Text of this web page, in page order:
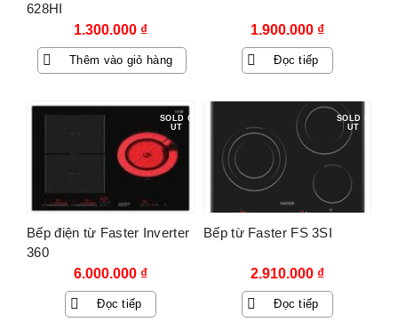
628HI
1.300.000 ₫
Thêm vào giỏ hàng
1.900.000 ₫
Đọc tiếp
SOLD O
UT
Bếp điện từ Faster Inverter
360
6.000.000 ₫
Đọc tiếp
SOLD O
UT
Bếp từ Faster FS 3SI
2.910.000 ₫
Đọc tiếp